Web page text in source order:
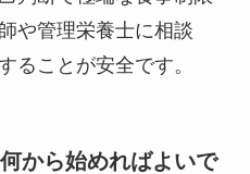
や管理栄養士に相談
ることが安全です。
から始めればよいで